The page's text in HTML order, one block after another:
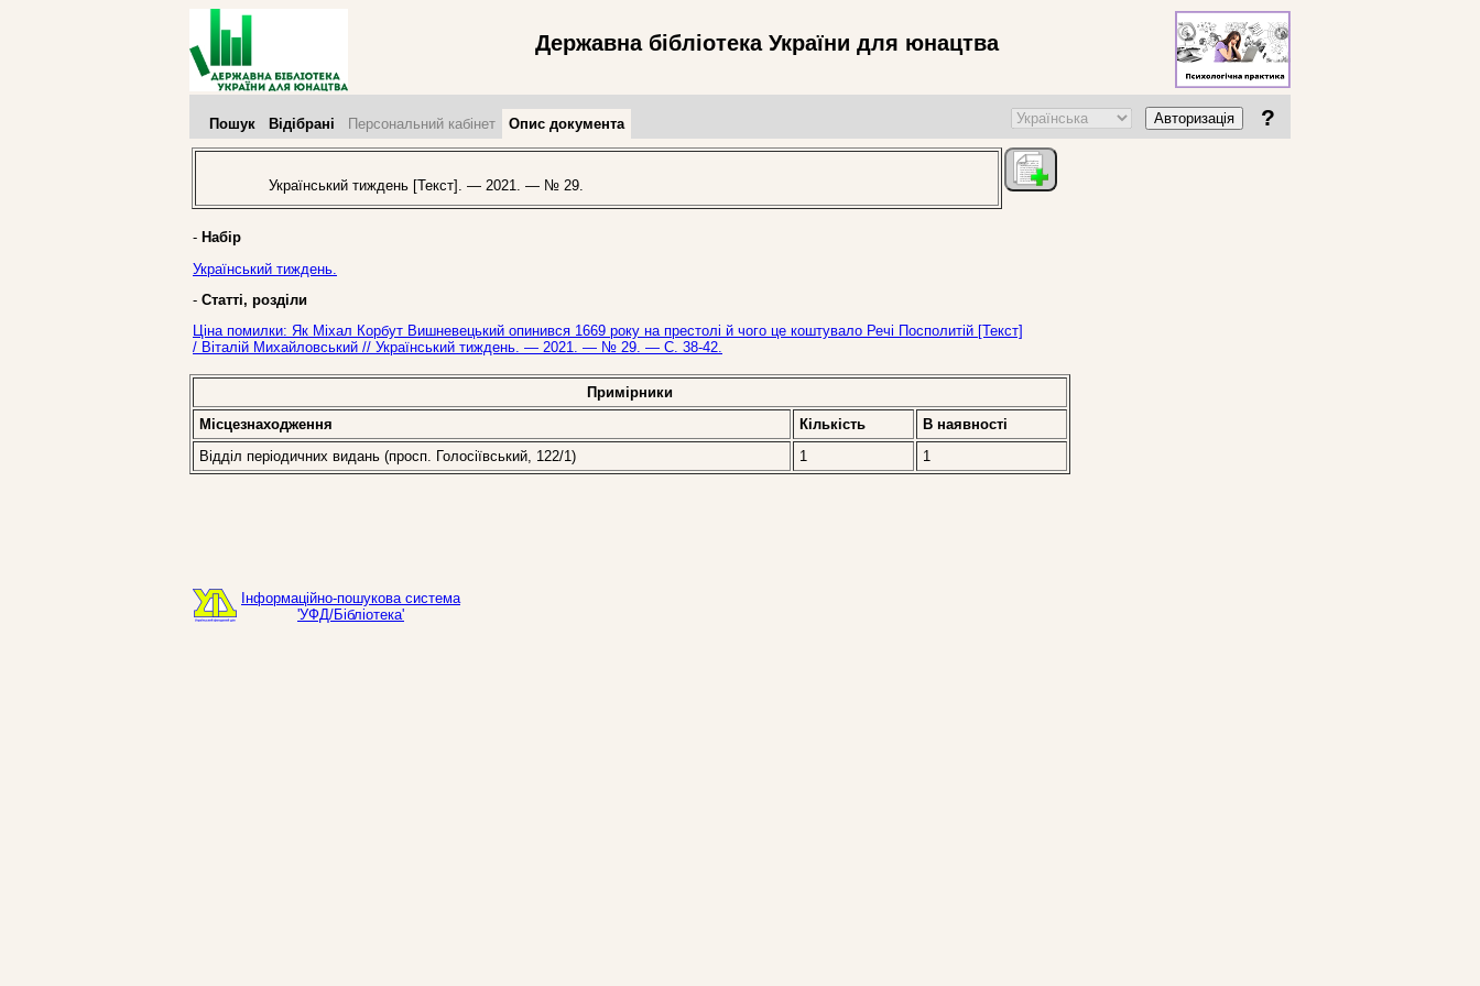
Державна бібліотека України для юнацтва
Пошук Відібрані Персональний кабінет Опис документа Авторизація ?
Український тиждень [Текст]. — 2021. — № 29.
- Набір
Український тиждень.
- Статті, розділи
Ціна помилки: Як Міхал Корбут Вишневецький опинився 1669 року на престолі й чого це коштувало Речі Посполитій [Текст]
/ Віталій Михайловський // Український тиждень. — 2021. — № 29. — С. 38-42.
Примірники
Місцезнаходження
Кількість
В наявностi
Відділ періодичних видань (просп. Голосіївський, 122/1)
1 1
Інформаційно-пошукова система
'УФД/Бібліотека'